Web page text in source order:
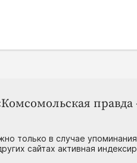
правда
только в случае
сайтах активная